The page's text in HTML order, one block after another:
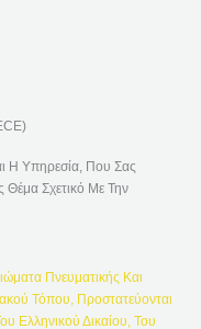
Η Υπηρεσία, Που Σας
Θέμα Σχετικό Με Την
Πνευματικής Και
Τόπου, Προστατεύονται
Ελληνικού Δικαίου, Του